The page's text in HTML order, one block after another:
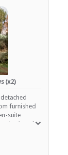
hairdryer,
area.
(x2)
furnished
suite
bath and
has a
garden.
part of